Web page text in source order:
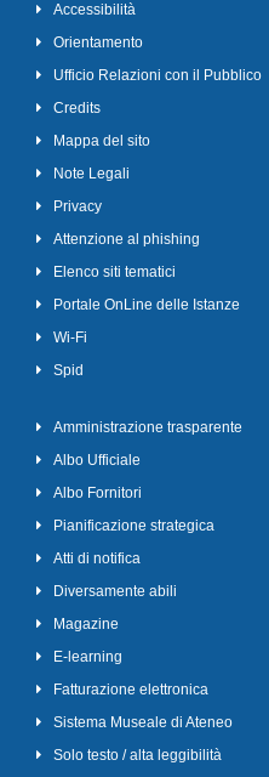
Accessibilità
Orientamento
Ufficio Relazioni con il Pubblico
Credits
Mappa del sito
Note Legali
Privacy
Attenzione al phishing
Elenco siti tematici
Portale OnLine delle Istanze
Wi-Fi
Spid
Amministrazione trasparente
Albo Ufficiale
Albo Fornitori
Pianificazione strategica
Atti di notifica
Diversamente abili
Magazine
E-learning
Fatturazione elettronica
Sistema Museale di Ateneo
Solo testo / alta leggibilità